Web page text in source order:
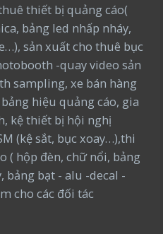
thiết bị quảng cáo(
bảng led nhấp nháy,
sản xuất cho thuê bục
-quay video sản
sampling, xe bán hàng
hiệu quảng cáo, gia
kệ thiết bị hội nghị
(kệ sắt, bục xoay…),thi
( hộp đèn, chữ nổi, bảng
bảng bạt - alu -decal -
cho các đối tác